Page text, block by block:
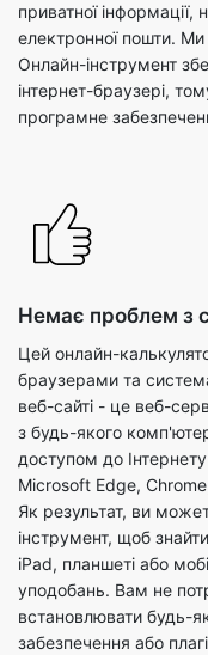
приватної
електронної пошти.
Онлайн-інструмент
інтернет-браузері,
програмне
Немає проблем з
Цей онлайн-
браузерами та
веб-сайті - це веб-
з будь-якого
доступом до
Microsoft Edge,
Як результат, ви
інструмент, щоб
iPad, планшеті або
уподобань. Вам не
встановлювати будь-
забезпечення або